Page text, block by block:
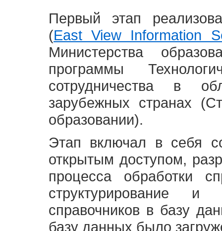
Первый этап
(East View Information
Министерства
программы
сотрудничества в
зарубежных странах
образовании).
Этап включал в себя
открытым доступом,
процесса обработки
структурирование и
справочников в базу
базу данных было